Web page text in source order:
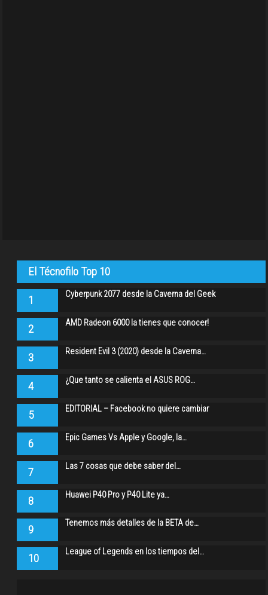
El Técnofilo Top 10
1 Cyberpunk 2077 desde la Caverna del Geek
2 AMD Radeon 6000 la tienes que conocer!
3 Resident Evil 3 (2020) desde la Caverna…
4 ¿Que tanto se calienta el ASUS ROG…
5 EDITORIAL – Facebook no quiere cambiar
6 Epic Games Vs Apple y Google, la…
7 Las 7 cosas que debe saber del…
8 Huawei P40 Pro y P40 Lite ya…
9 Tenemos más detalles de la BETA de…
10 League of Legends en los tiempos del…